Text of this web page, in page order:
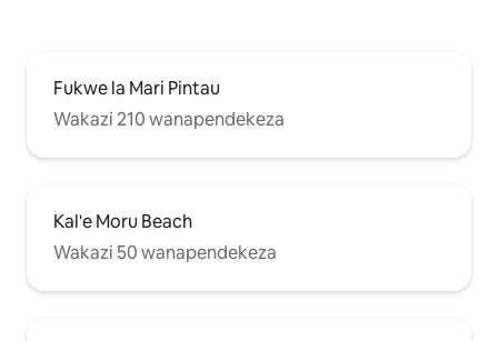
Fukwe la Mari Pintau
Wakazi 210 wanapendekeza
Kal'e Moru Beach
Wakazi 50 wanapendekeza